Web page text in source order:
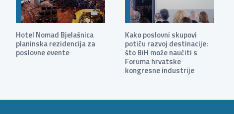
Hotel Nomad Bjelašnica
planinska rezidencija za
poslovne evente
Kako poslovni skupovi
potiču razvoj destinacije:
što BiH može naučiti s
Foruma hrvatske
kongresne industrije